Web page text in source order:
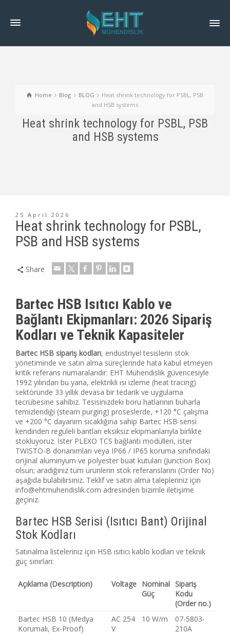
Home Blog BLOG
Heat shrink technology for PSBL, PSB
and HSB systems
Heat shrink technology for PSBL, PSB
and HSB systems
25 April 2026
Heat shrink technology for PSBL,
PSB and HSB systems
Share
Bartec HSB Isıtıcı Kablo ve
Bağlantı Ekipmanları: 2026 Sipariş
Kodları ve Teknik Kapasiteler
Bartec HSB sipariş kodları, endüstriyel tesislerin stok
yönetiminde ve satın alma süreçlerinde hata kabul etmeyen
kritik referans numaralarıdır. EHT Mühendislik güvencesiyle
1992 yılından bu yana, elektrikli ısı izleme (heat tracing)
sektöründe 33 yıllık devasa bir tedarik ve uygulama
tecrübesine sahibiz. Tesisinizdeki boru hatlarının buharla
temizlendiği (steam purging) proseslerde, +120 °C çalışma
ve +200 °C dayanım sıcaklığına sahip Bartec HSB serisi
kendinden regüleli bantları eksiksiz ekipmanlarıyla birlikte
stokluyoruz. İster PLEXO TCS bağlantı modülleri, ister
TWISTO-B donanımları veya IP66 / IP65 koruma sınıfındaki
orijinal alüminyum ve polyester buat kutuları (Junction Box)
olsun; aradığınız tüm ürünlerin stok referanslarını (Order No)
aşağıda bulabilirsiniz. Teklif ve satın alma talepleriniz için
info@ehtmuhendislik.com adresinden bizimle iletişime
geçiniz.
Bartec HSB Serisi (Isıtıcı Bant) Orijinal
Stok Kodları
Satınalma listeleriniz için HSB ısıtıcı kablo kodları ve teknik
güç sınırları:
Açıklama (Description) Voltage Nominal
Güç
Sipariş
Kodu
(Order no.)
Bartec HSB 10 (Medya
Korumalı, Ex-Proof)
AC 254
V
10 W/m
07-5803-
210A